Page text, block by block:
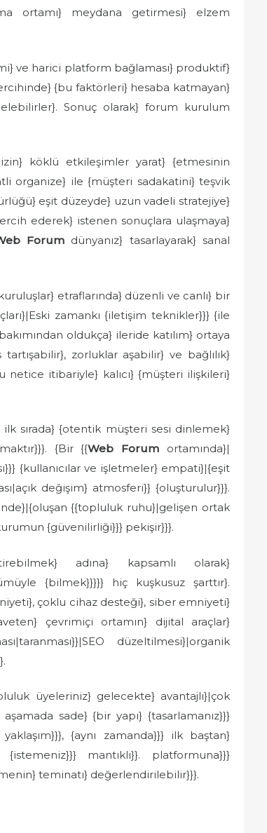
ortamı} meydana getirmesi} elzem
ve harici platform bağlaması} produktif}
{bu faktörleri} hesaba katmayan}
Sonuç olarak} forum kurulum
köklü etkileşimler yarat} {etmesinin
organize} ile {müşteri sadakatini} teşvik
eşit düzeyde} uzun vadeli stratejiye}
ederek} istenen sonuçlara ulaşmaya}
Forum dünyanız} tasarlayarak} sanal
etraflarında} düzenli ve canlı} bir
zamankı {iletişim teknikler}}} {ile
oldukça} ileride katılım} ortaya
zorluklar aşabilir} ve bağlılık}
netice itibariyle} kalıcı} {müşteri ilişkileri}
sırada} {otentik müşteri sesi dinlemek}
{Bir {{Web Forum ortamında}|
{kullanıcılar ve işletmeler} empati}|{eşit
değişim} atmosferi}} {oluşturulur}}}.
{{topluluk ruhu}|gelişen ortak
{güvenilirliği}}} pekişir}}}.
adına} kapsamlı olarak}
{bilmek}}}}} hiç kuşkusuz şarttır}.
çoklu cihaz desteği}, siber emniyeti}
çevrimiçi ortamın} dijital araçlar}
düzeltilmesi}|organik
üyeleriniz} gelecekte} avantajlı}|çok
sade} {bir yapı} {tasarlamanız}}}
{aynı zamanda}}} ilk baştan}
mantıklı}}. platformuna}}}
teminatı} değerlendirilebilir}}}.